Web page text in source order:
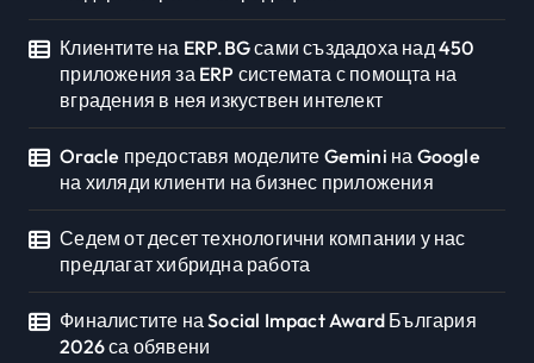
Клиентите на ERP.BG сами създадоха над 450
приложения за ERP системата с помощта на
вградения в нея изкуствен интелект
Oracle предоставя моделите Gemini на Google
на хиляди клиенти на бизнес приложения
Седем от десет технологични компании у нас
предлагат хибридна работа
Финалистите на Social Impact Award България
2026 са обявени